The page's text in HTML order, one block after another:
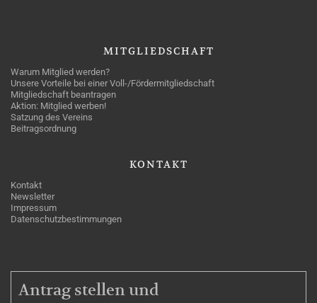
MITGLIEDSCHAFT
Warum Mitglied werden?
Unsere Vorteile bei einer Voll-/Fördermitgliedschaft
Mitgliedschaft beantragen
Aktion: Mitglied werben!
Satzung des Vereins
Beitragsordnung
KONTAKT
Kontakt
Newsletter
Impressum
Datenschutzbestimmungen
MITGLIEDSCHAFT
Antrag stellen und